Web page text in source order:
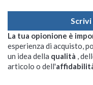
Scrivi
La tua opionione è
esperienza di acquisto,
un idea della qualità ,
articolo o dell'